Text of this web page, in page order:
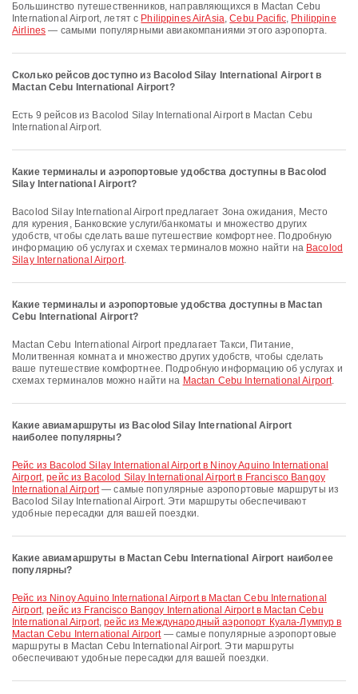
Большинство путешественников, направляющихся в Mactan Cebu
International Airport, летят с Philippines AirAsia,Cebu Pacific, Philippine
Airlines — самыми популярными авиакомпаниями этого аэропорта.
Сколько рейсов доступно из Bacolod Silay International Airport в
Mactan Cebu International Airport?
Есть 9 рейсов из Bacolod Silay International Airport в Mactan Cebu
International Airport.
Какие терминалы и аэропортовые удобства доступны в Bacolod
Silay International Airport?
Bacolod Silay International Airport предлагает Зона ожидания, Место
для курения, Банковские услуги/банкоматы и множество других
удобств, чтобы сделать ваше путешествие комфортнее. Подробную
информацию об услугах и схемах терминалов можно найти на Bacolod
Silay International Airport.
Какие терминалы и аэропортовые удобства доступны в Mactan
Cebu International Airport?
Mactan Cebu International Airport предлагает Такси, Питание,
Молитвенная комната и множество других удобств, чтобы сделать
ваше путешествие комфортнее. Подробную информацию об услугах и
схемах терминалов можно найти на Mactan Cebu International Airport.
Какие авиамаршруты из Bacolod Silay International Airport
наиболее популярны?
рейс из Bacolod Silay International Airport в Ninoy Aquino International
Airport,рейс из Bacolod Silay International Airport в Francisco Bangoy
International Airport— самые популярные аэропортовые маршруты из
Bacolod Silay International Airport. Эти маршруты обеспечивают
удобные пересадки для вашей поездки.
Какие авиамаршруты в Mactan Cebu International Airport наиболее
популярны?
рейс из Ninoy Aquino International Airport в Mactan Cebu International
Airport,рейс из Francisco Bangoy International Airport в Mactan Cebu
International Airport,рейс из Международный аэропорт Куала-Лумпур в
Mactan Cebu International Airport— самые популярные аэропортовые
маршруты в Mactan Cebu International Airport. Эти маршруты
обеспечивают удобные пересадки для вашей поездки.